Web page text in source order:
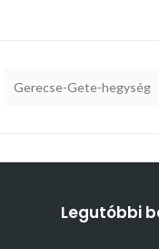
Gerecse-Gete-hegység
Legutóbbi